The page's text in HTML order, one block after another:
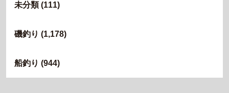
未分類(111)
磯釣り (1,178)
船釣り (944)